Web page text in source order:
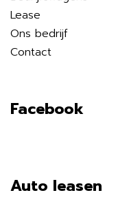
Lease
Ons bedrijf
Contact
Facebook
Auto leasen